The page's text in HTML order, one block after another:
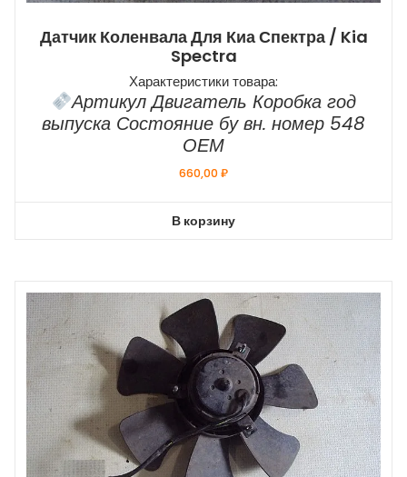
Датчик Коленвала Для Киа Спектра / Kia
Spectra
Характеристики товара:
Артикул Двигатель Коробка год
выпуска Состояние бу вн. номер 548
ОЕМ
660,00₽
В корзину